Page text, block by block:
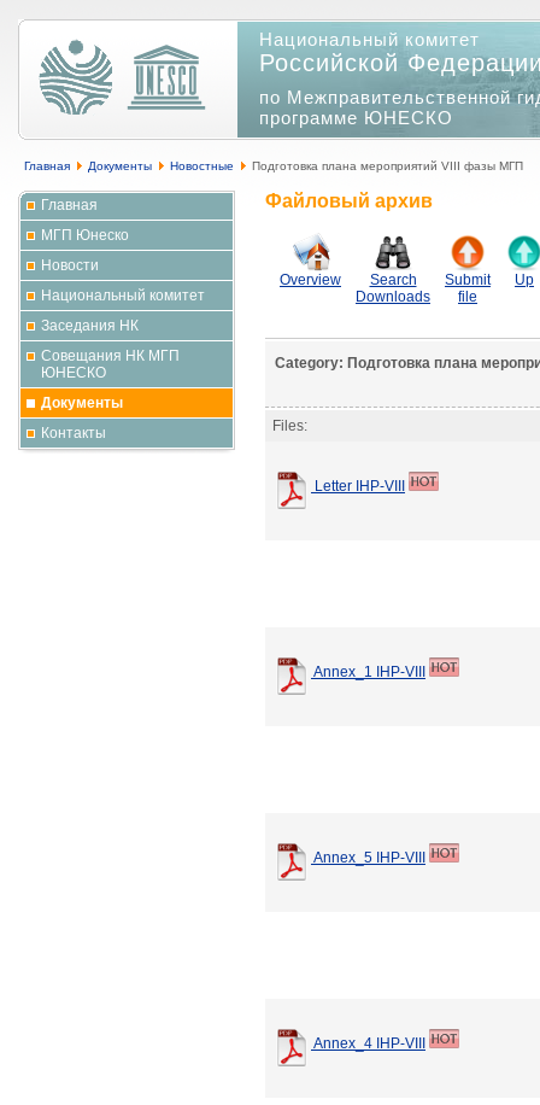
Национальный комитет
Российской
по Межправительственной
программе ЮНЕСКО
Главная Документы Новостные Подготовка плана мероприятий VIII фазы МГП
Главная
МГП Юнеско
Новости
Национальный комитет
Заседания НК
Совещания НК МГП
ЮНЕСКО
Документы
Контакты
Файловый архив
Overview
Search
Downloads
Submit
file
Up
Category: Подготовка плана
Files:
Letter IHP-VIII
Annex_1 IHP-VIII
Annex_5 IHP-VIII
Annex_4 IHP-VIII